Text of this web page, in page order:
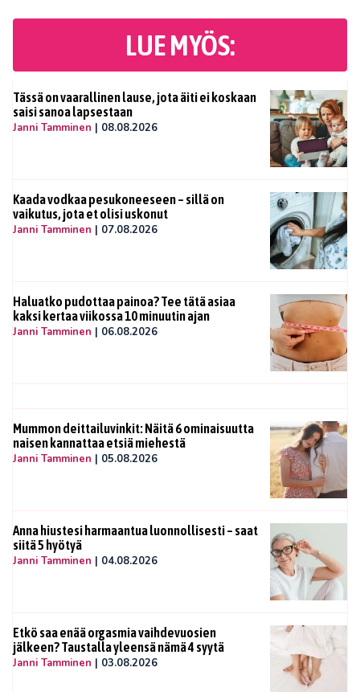
LUE MYÖS:
Tässä on vaarallinen lause, jota äiti ei koskaan
saisi sanoa lapsestaan
Janni Tamminen | 08.08.2026
Kaada vodkaa pesukoneeseen – sillä on
vaikutus, jota et olisi uskonut
Janni Tamminen | 07.08.2026
Haluatko pudottaa painoa? Tee tätä asiaa
kaksi kertaa viikossa 10 minuutin ajan
Janni Tamminen | 06.08.2026
Mummon deittailuvinkit: Näitä 6 ominaisuutta
naisen kannattaa etsiä miehestä
Janni Tamminen | 05.08.2026
Anna hiustesi harmaantua luonnollisesti – saat
siitä 5 hyötyä
Janni Tamminen | 04.08.2026
Etkö saa enää orgasmia vaihdevuosien
jälkeen? Taustalla yleensä nämä 4 syytä
Janni Tamminen | 03.08.2026